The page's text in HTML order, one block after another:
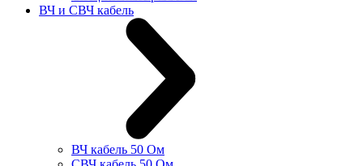
ВЧ и СВЧ кабель
ВЧ кабель 50 Ом